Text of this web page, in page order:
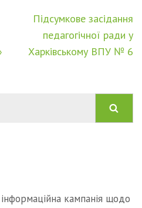
Підсумкове засідання
педагогічної ради у
Харківському ВПУ № 6
кампанія щодо